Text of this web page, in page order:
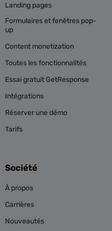
Landing pages
Formulaires et fenêtres pop-
up
Content monetization
Toutes les fonctionnalités
Essai gratuit GetResponse
Intégrations
Réserver une démo
Tarifs
Société
À propos
Carrières
Nouveautés